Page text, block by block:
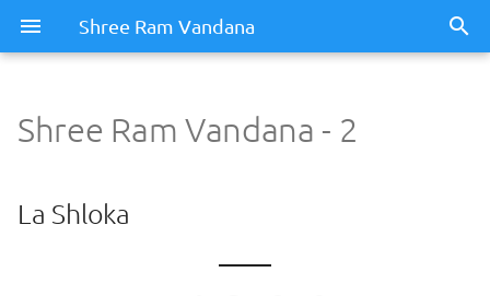
Shree Ram Vandana
Shree Ram Vandana - 2
La Shloka
Shree Ram Vandana - 2
La Shloka
———